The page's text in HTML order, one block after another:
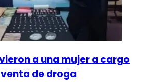
a una mujer a cargo
de droga